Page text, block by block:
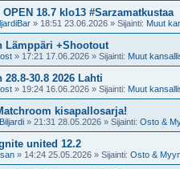
18.7 klo13 #Sarzamatkustaa
» 18:51 23.06.2026 » Sijainti: Muut
Lämppäri +Shootout
» 17:21 17.06.2026 » Sijainti: Muut
28.8-30.8 2026 Lahti
» 19:24 16.06.2026 » Sijainti: Muut
kisapallosarja!
» 21:31 28.05.2026 » Sijainti: Osto &
united 12.2
» 14:24 25.05.2026 » Sijainti: Osto &